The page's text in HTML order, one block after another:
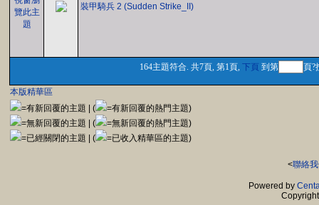
裝甲騎兵 2 (Sudden Strike_II)
164主題符合. 共7頁, 第1頁, 下頁 到第 頁?
本版精華區
=有新回覆的主題 | (
=有新回覆的熱門主題)
=無新回覆的主題 | (
=無新回覆的熱門主題)
=已經關閉的主題 | (
=已收入精華區的主題)
<聯絡
Powered by